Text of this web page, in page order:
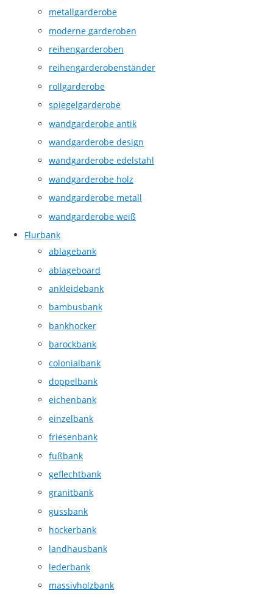
metallgarderobe
moderne garderoben
reihengarderoben
reihengarderobenständer
rollgarderobe
spiegelgarderobe
wandgarderobe antik
wandgarderobe design
wandgarderobe edelstahl
wandgarderobe holz
wandgarderobe metall
wandgarderobe weiß
Flurbank
ablagebank
ablageboard
ankleidebank
bambusbank
bankhocker
barockbank
colonialbank
doppelbank
eichenbank
einzelbank
friesenbank
fußbank
geflechtbank
granitbank
gussbank
hockerbank
landhausbank
lederbank
massivholzbank